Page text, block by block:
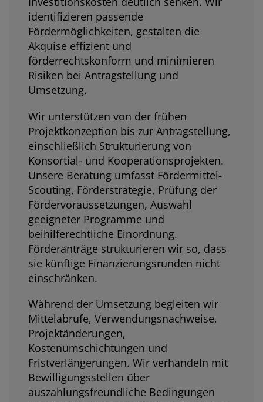
identifizieren passende
Fördermöglichkeiten, gestalten die
Akquise effizient und
förderrechtskonform und minimieren
Risiken bei Antragstellung und
Umsetzung.
Wir unterstützen von der frühen
Projektkonzeption bis zur Antragstellung,
einschließlich Strukturierung von
Konsortial- und Kooperationsprojekten.
Unsere Beratung umfasst Fördermittel-
Scouting, Förderstrategie, Prüfung der
Fördervoraussetzungen, Auswahl
geeigneter Programme und
beihilferechtliche Einordnung.
Förderanträge strukturieren wir so, dass
sie künftige Finanzierungsrunden nicht
einschränken.
Während der Umsetzung begleiten wir
Mittelabrufe, Verwendungsnachweise,
Projektänderungen,
Kostenumschichtungen und
Fristverlängerungen. Wir verhandeln mit
Bewilligungsstellen über
auszahlungsfreundliche Bedingungen